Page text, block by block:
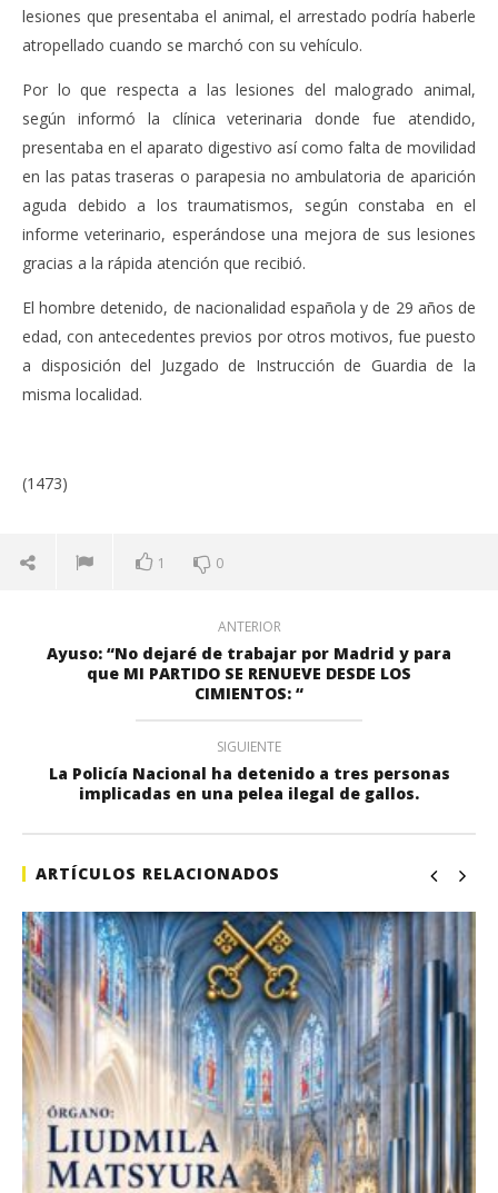
lesiones que presentaba el animal, el arrestado podría haberle
atropellado cuando se marchó con su vehículo.
Por lo que respecta a las lesiones del malogrado animal,
según informó la clínica veterinaria donde fue atendido,
presentaba en el aparato digestivo así como falta de movilidad
en las patas traseras o parapesia no ambulatoria de aparición
aguda debido a los traumatismos, según constaba en el
informe veterinario, esperándose una mejora de sus lesiones
gracias a la rápida atención que recibió.
El hombre detenido, de nacionalidad española y de 29 años de
edad, con antecedentes previos por otros motivos, fue puesto
a disposición del Juzgado de Instrucción de Guardia de la
misma localidad.
(1473)
1 0
ANTERIOR
Ayuso: “No dejaré de trabajar por Madrid y para
que MI PARTIDO SE RENUEVE DESDE LOS
CIMIENTOS: “
SIGUIENTE
La Policía Nacional ha detenido a tres personas
implicadas en una pelea ilegal de gallos.
ARTÍCULOS RELACIONADOS